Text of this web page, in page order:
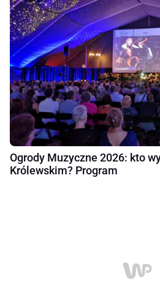
Ogrody Muzyczne 2026: kto
Królewskim? Program